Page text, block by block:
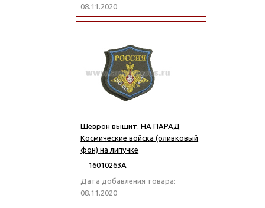
08.11.2020
Шеврон вышит. НА ПАРАД
Космические войска (оливковый
фон) на липучке
16010263А
Дата добавления товара:
08.11.2020